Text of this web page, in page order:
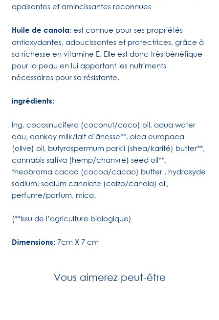
apaisantes et amincissantes reconnues
Huile de canola: est connue pour ses propriétés
antioxydantes, adoucissantes et protectrices, grâce à
sa richesse en vitamine E. Elle est donc très bénéfique
pour la peau en lui apportant les nutriments
nécessaires pour sa résistante.
ingrédients:
Ing. cocosnucifera (coconut/coco) oil, aqua water
eau, donkey milk/lait d’ânesse**, olea europaea
(olive) oil, butyrospermum parkii (shea/karité) butter**,
cannabis sativa (hemp/chanvre) seed oil**,
theobroma cacao (cocoa/cacao) butter , hydroxyde
sodium, sodium canolate (colzo/canola) oil,
perfume/parfum, mica.
(**Issu de l’agriculture biologique)
Dimensions: 7cm X 7 cm
Vous aimerez peut-être